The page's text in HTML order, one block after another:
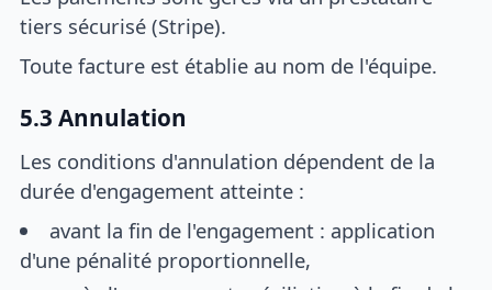
tiers sécurisé (Stripe).
Toute facture est établie au nom de l'équipe.
5.3 Annulation
Les conditions d'annulation dépendent de la
durée d'engagement atteinte :
avant la fin de l'engagement : application
d'une pénalité proportionnelle,